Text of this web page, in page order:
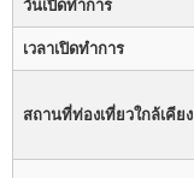
วันเปิดทำการ
เวลาเปิดทำการ
สถานที่ท่องเที่ยวใกล้เคียง